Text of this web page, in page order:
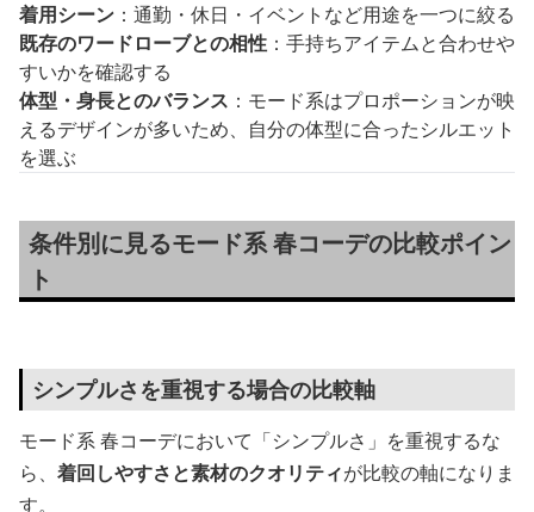
着用シーン ：通勤・休日・イベントなど用途を一つに絞る
既存のワードローブとの相性 ：手持ちアイテムと合わせや
すいかを確認する
体型・身長とのバランス ：モード系はプロポーションが映
えるデザインが多いため、自分の体型に合ったシルエット
を選ぶ
条件別に見るモード系 春コーデの比較ポイン
ト
シンプルさを重視する場合の比較軸
モード系 春コーデにおいて「シンプルさ」を重視するな
ら、 着回しやすさと素材のクオリティが比較の軸になりま
す。